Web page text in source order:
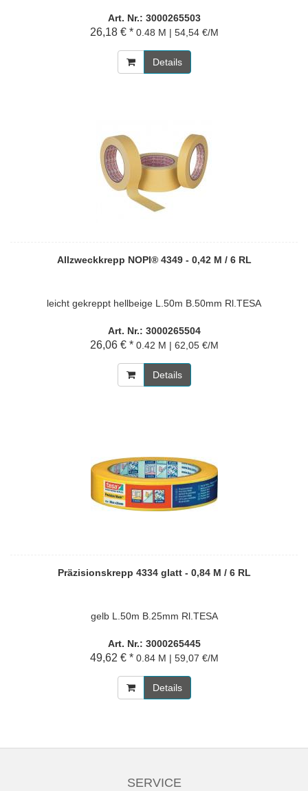
Art. Nr.: 3000265503
26,18 € * 0.48 M | 54,54 €/M
Details
Allzweckkrepp NOPI® 4349 - 0,42 M / 6 RL
leicht gekreppt hellbeige L.50m B.50mm Rl.TESA
Art. Nr.: 3000265504
26,06 € * 0.42 M | 62,05 €/M
Details
Präzisionskrepp 4334 glatt - 0,84 M / 6 RL
gelb L.50m B.25mm Rl.TESA
Art. Nr.: 3000265445
49,62 € * 0.84 M | 59,07 €/M
Details
SERVICE